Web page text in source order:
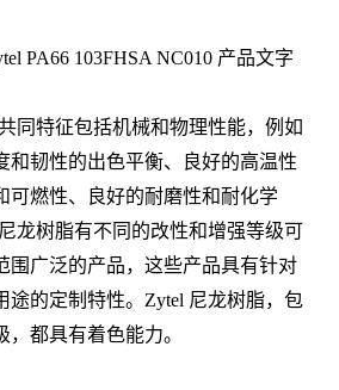
PA66 103FHSA NC010 产品文字
同特征包括机械和物理性能，例如
和韧性的出色平衡、良好的高温性
可燃性、良好的耐磨性和耐化学
龙树脂有不同的改性和增强等级可
围广泛的产品，这些产品具有针对
途的定制特性。Zytel 尼龙树脂，包
都具有着色能力。